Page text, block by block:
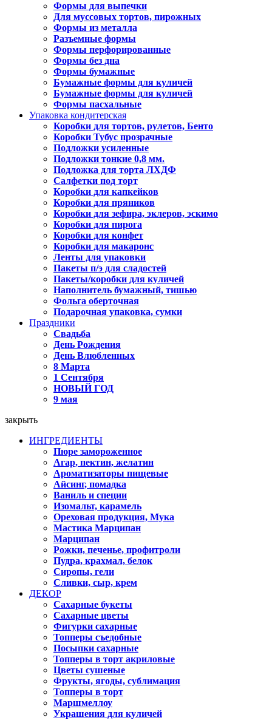
Формы для выпечки
Для муссовых тортов, пирожных
Формы из металла
Разъемные формы
Формы перфорированные
Формы без дна
Формы бумажные
Бумажные формы для куличей
Бумажные формы для куличей
Формы пасхальные
Упаковка кондитерская
Коробки для тортов, рулетов, Бенто
Коробки Тубус прозрачные
Подложки усиленные
Подложки тонкие 0,8 мм.
Подложка для торта ЛХДФ
Салфетки под торт
Коробки для капкейков
Коробки для пряников
Коробки для зефира, эклеров, эскимо
Коробки для пирога
Коробки для конфет
Коробки для макаронс
Ленты для упаковки
Пакеты п/э для сладостей
Пакеты/коробки для куличей
Наполнитель бумажный, тишью
Фольга оберточная
Подарочная упаковка, сумки
Праздники
Свадьба
День Рождения
День Влюбленных
8 Марта
1 Сентября
НОВЫЙ ГОД
9 мая
закрыть
ИНГРЕДИЕНТЫ
Пюре замороженное
Агар, пектин, желатин
Ароматизаторы пищевые
Айсинг, помадка
Ваниль и специи
Изомальт, карамель
Ореховая продукция, Мука
Мастика Марципан
Марципан
Рожки, печенье, профитроли
Пудра, крахмал, белок
Сиропы, гели
Сливки, сыр, крем
ДЕКОР
Сахарные букеты
Сахарные цветы
Фигурки сахарные
Топперы съедобные
Посыпки сахарные
Топперы в торт акриловые
Цветы сушеные
Фрукты, ягоды, сублимация
Топперы в торт
Маршмеллоу
Украшения для куличей